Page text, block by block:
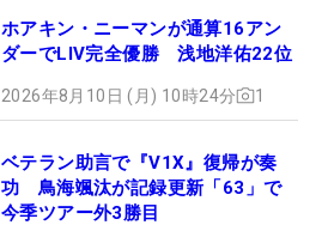
ホアキン・ニーマンが通算16アン
ダーでLIV完全優勝 浅地洋佑22位
2026年8月10日 (月) 10時24分 1
ベテラン助言で『V1X』復帰が奏
功 鳥海颯汰が記録更新「63」で
今季ツアー外3勝目